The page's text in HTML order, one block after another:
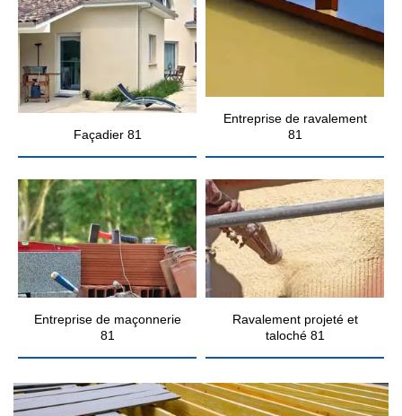
Façadier 81
Entreprise de ravalement
81
Entreprise de maçonnerie
81
Ravalement projeté et
taloché 81